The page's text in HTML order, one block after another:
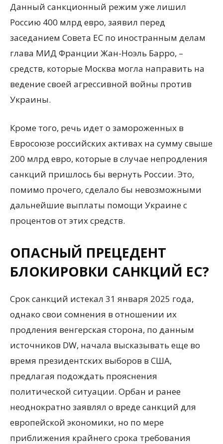
Данный санкционный режим уже лишил
Россию 400 млрд евро, заявил перед
заседанием Совета ЕС по иностранным делам
глава МИД Франции Жан-Ноэль Барро, –
средств, которые Москва могла направить на
ведение своей агрессивной войны против
Украины.
Кроме того, речь идет о замороженных в
Евросоюзе российских активах на сумму свыше
200 млрд евро, которые в случае непродления
санкций пришлось бы вернуть России. Это,
помимо прочего, сделало бы невозможными
дальнейшие выплаты помощи Украине с
процентов от этих средств.
ОПАСНЫЙ ПРЕЦЕДЕНТ
БЛОКИРОВКИ САНКЦИЙ ЕС?
Срок санкций истекал 31 января 2025 года,
однако свои сомнения в отношении их
продления венгерская сторона, по данным
источников DW, начала высказывать еще во
время президентских выборов в США,
предлагая подождать прояснения
политической ситуации. Орбан и ранее
неоднократно заявлял о вреде санкций для
европейской экономики, но по мере
приближения крайнего срока требования